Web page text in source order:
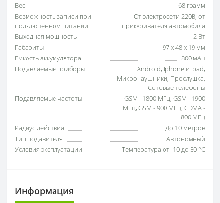
Вес
68 грамм
Возможность записи при
подключенном питании
От электросети 220В; от
прикуривателя автомобиля
Выходная мощность
2 Вт
Габариты
97 х 48 х 19 мм
Емкость аккумулятора
800 мАч
Подавляемые приборы
Android, Iphone и ipad,
Микронаушники, Прослушка,
Сотовые телефоны
Подавляемые частоты
GSM - 1800 МГц, GSM - 1900
МГц, GSM - 900 МГц, CDMA -
800 МГц
Радиус действия
До 10 метров
Тип подавителя
Автономный
Условия эксплуатации
Температура от -10 до 50 °C
Информация